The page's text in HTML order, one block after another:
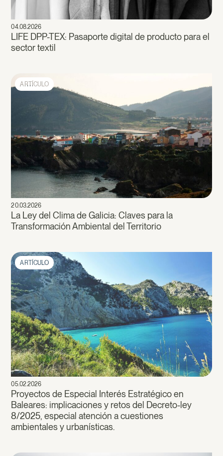
04.08.2026
LIFE DPP-TEX: Pasaporte digital de producto para el
sector textil
ARTÍCULO
20.03.2026
La Ley del Clima de Galicia: Claves para la
Transformación Ambiental del Territorio
ARTÍCULO
05.02.2026
Proyectos de Especial Interés Estratégico en
Baleares: implicaciones y retos del Decreto-ley
8/2025, especial atención a cuestiones
ambientales y urbanísticas.